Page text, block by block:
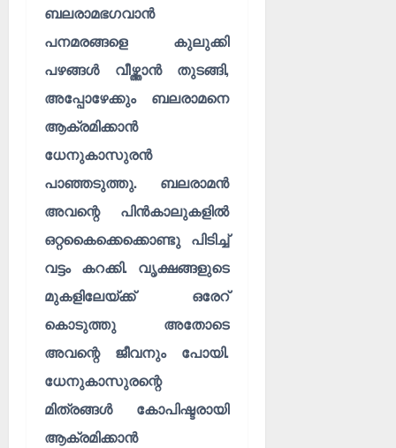
ബലരാമഭഗവാൻ
പനമരങ്ങളെ കുലുക്കി
പഴങ്ങൾ വീഴ്ത്താൻ തുടങ്ങി,
അപ്പോഴേക്കും ബലരാമനെ
ആക്രമിക്കാൻ
ധേനുകാസുരൻ
പാഞ്ഞടുത്തു. ബലരാമൻ
അവന്റെ പിൻകാലുകളിൽ
ഒറ്റകൈക്കെക്കൊണ്ടു പിടിച്ച്
വട്ടം കറക്കി. വൃക്ഷങ്ങളുടെ
മുകളിലേയ്ക്ക് ഒരേറ്
കൊടുത്തു അതോടെ
അവന്റെ ജീവനും പോയി.
ധേനുകാസുരന്റെ
മിത്രങ്ങൾ കോപിഷ്ടരായി
ആക്രമിക്കാൻ